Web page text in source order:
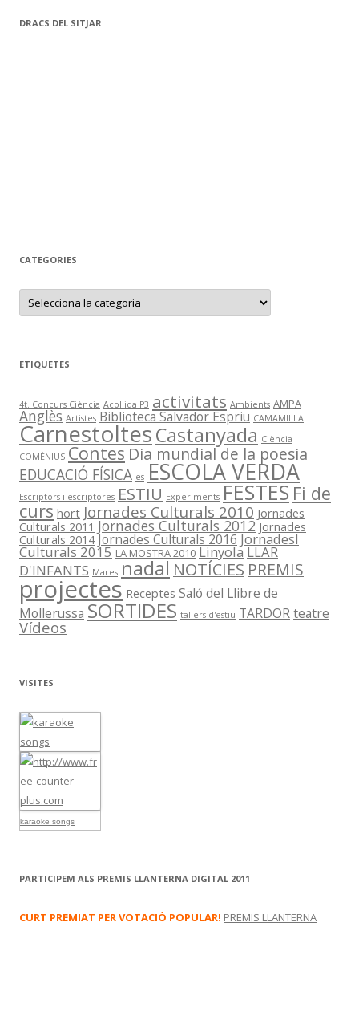
DRACS DEL SITJAR
CATEGORIES
C
t
rETIQUETES
4t. Concurs Ciència Acollida P3 activitats Ambients AMPA
Anglès Artistes Biblioteca Salvador Espriu CAMAMILLA
CarnestoltesCastanyada Ciència
COMÈNIUS Contes Dia mundial de la poesia
EDUCACIÓ FÍSICA es ESCOLA VERDA
Escriptors i escriptores ESTIU Experiments FESTES Fi de
curs hort Jornades Culturals 2010 Jornades
Culturals 2011 Jornades Culturals 2012 Jornades
Culturals 2014 Jornades Culturals 2016 Jornadesl
Culturals 2015 LA MOSTRA 2010 Linyola LLAR
D'INFANTS Mares nadal NOTÍCIES PREMIS
projectes Receptes Saló del Llibre de
Mollerussa SORTIDES tallers d'estiu TARDORteatre
Vídeos
VISITES
karaoke songs
PARTICIPEM ALS PREMIS LLANTERNA DIGITAL 2011
CURT PREMIAT PER VOTACIÓ POPULAR! PREMIS LLANTERNA